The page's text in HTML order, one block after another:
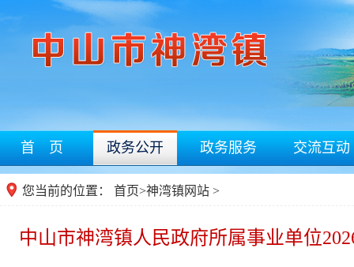
首 页 政务公开 政务服务 交流互动
您当前的位置： 首页>神湾镇网站 >
中山市神湾镇人民政府所属事业单位